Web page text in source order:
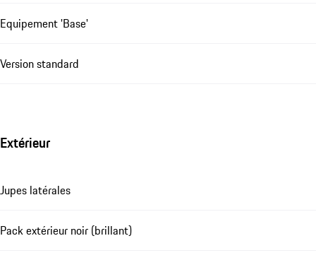
Equipement 'Base'
Version standard
Extérieur
Jupes latérales
Pack extérieur noir (brillant)